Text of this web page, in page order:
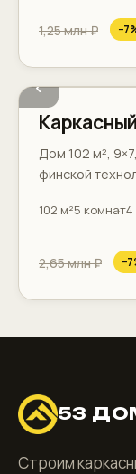
1,25 млн ₽
‹
2 санузла
Дом 102 м²,
финской
102 м²5 комнат4
2,65 млн ₽
53
Строим